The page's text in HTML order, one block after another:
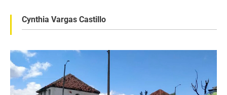
Cynthia Vargas Castillo